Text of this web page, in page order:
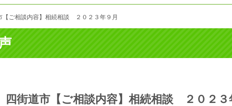
【ご相談内容】相続相談 ２０２３年９月
四街道市【ご相談内容】相続相談 ２０２３